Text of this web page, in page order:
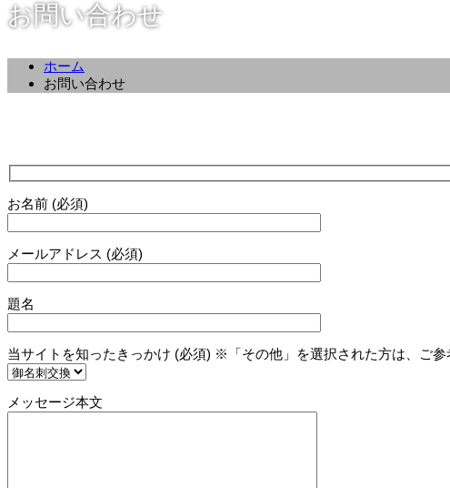
お問い合わせ
ホーム
お問い合わせ
お名前 (必須)
メールアドレス (必須)
題名
当サイトを知ったきっかけ (必須) ※「その他」を選択された方は、ご
メッセージ本文